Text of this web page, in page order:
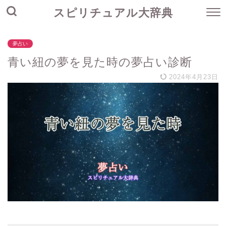
スピリチュアル大辞典
夢占い
青い紐の夢を見た時の夢占い診断
2024年4月23日